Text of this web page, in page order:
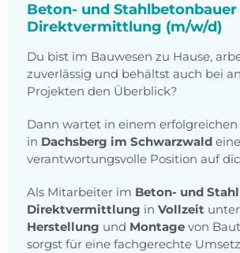
Beton- und Stahlbetonbauer
Direktvermittlung (m/w/d)
Du bist im Bauwesen zu Hause,
zuverlässig und behältst auch bei
Projekten den Überblick?
Dann wartet in einem
in Dachsberg im Schwarzwald eine
verantwortungsvolle Position auf
Als Mitarbeiter im Beton- und
Direktvermittlung in Vollzeit
Herstellung und Montage von
sorgst für eine fachgerechte